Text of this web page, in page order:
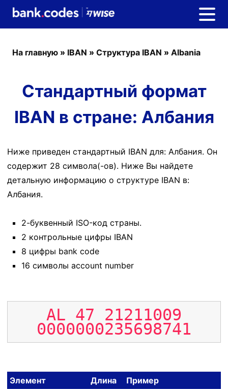
На главную » IBAN » Структура IBAN » Albania
Стандартный формат
IBAN в стране: Албания
Ниже приведен стандартный IBAN для: Албания. Он
содержит 28 символа(-ов). Ниже Вы найдете
детальную информацию о структуре IBAN в:
Албания.
2-буквенный ISO-код страны.
2 контрольные цифры IBAN
8 цифры bank code
16 символы account number
AL 47 21211009
0000000235698741
Элемент Длина
Пример